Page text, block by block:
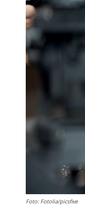
Foto: Fotolia/picsfive